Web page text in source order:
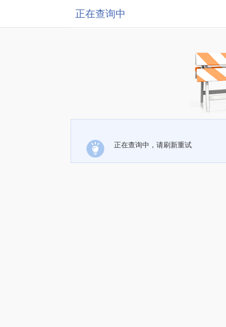
正在查询中
正在查询中，请刷新重试